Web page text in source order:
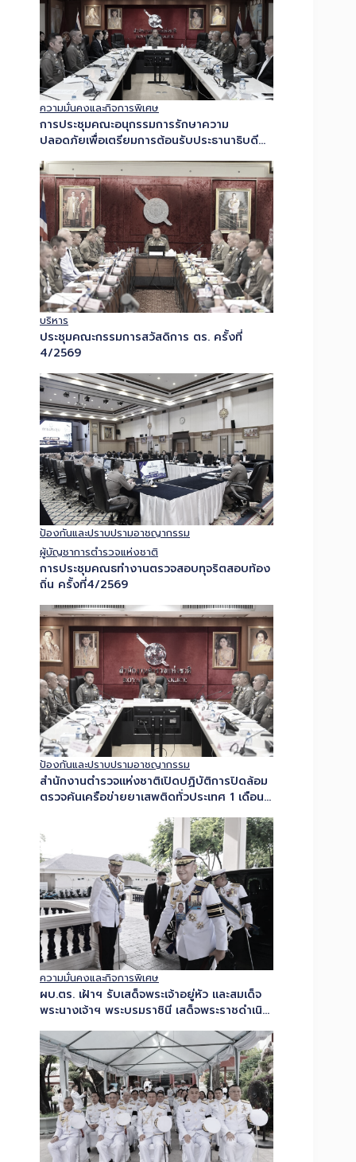
ความมั่นคงและกิจการพิเศษ
การประชุมคณะอนุกรรมการรักษาความ
ปลอดภัยเพื่อเตรียมการต้อนรับประธานาธิบดี
เยือนประเทศไทยอย่างเป็นทางการ
บริหาร
ประชุมคณะกรรมการสวัสดิการ ตร. ครั้งที่
4/2569
ป้องกันและปราบปรามอาชญากรรม
ผู้บัญชาการตำรวจแห่งชาติ
การประชุมคณธทำงานตรวจสอบทุจริตสอบท้อง
ถิ่น ครั้งที่4/2569
ป้องกันและปราบปรามอาชญากรรม
สำนักงานตำรวจแห่งชาติเปิดปฏิบัติการปิดล้อม
ตรวจค้นเครือข่ายยาเสพติดทั่วประเทศ 1 เดือน
ปิดล้อมตรวจค้นเป้าหมายรวม 9,432 จุด ทลาย
กว่า 1,580 เครือข่าย ยึดยาบ้า…
ความมั่นคงและกิจการพิเศษ
ผบ.ตร. เฝ้าฯ รับเสด็จพระเจ้าอยู่หัว และสมเด็จ
พระนางเจ้าฯ พระบรมราชินี เสด็จพระราชดำเนิน
สมวารพระราราชทานพระศพสมเด็จพระเจ้า
ลูกเธอ เจ้าฟ้าพัชรกิติยาภาฯ…